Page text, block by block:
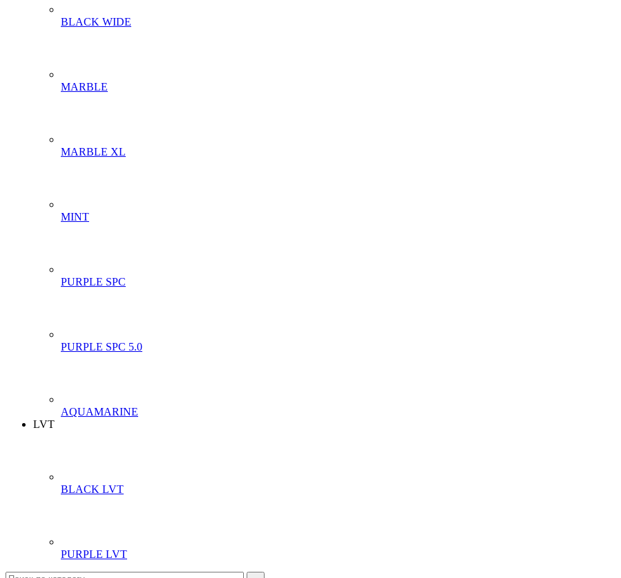
BLACK WIDE
MARBLE
MARBLE XL
MINT
PURPLE SPC
PURPLE SPC 5.0
AQUAMARINE
LVT
BLACK LVT
PURPLE LVT